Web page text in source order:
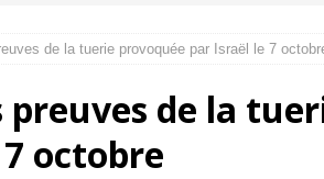
de Gaza au-delà des chiffres[ 5 août 2026 ]
du génocide à Gaza [ 4 août 2026 ]
« accord de paix » à Gaza, les Israéliens multiplie
de la tuerie provoquée par Israël le 7
preuves de la
octobre